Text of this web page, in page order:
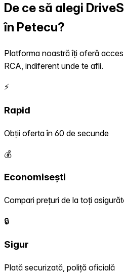
De ce să alegi
în Petecu?
Platforma noastră îți oferă
RCA, indiferent unde te afli.
⚡
Rapid
Obții oferta în 60 de secunde
💰
Economisești
Compari prețuri de la toți
🔒
Sigur
Plată securizată, poliță oficială